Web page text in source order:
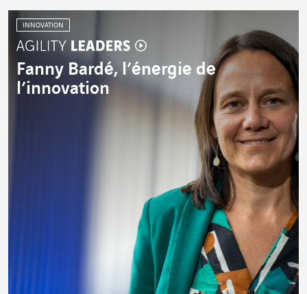
INNOVATION
Fanny Bardé, l’énergie de
l’innovation